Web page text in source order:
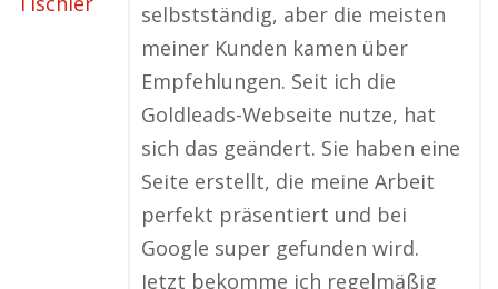
selbstständig, aber die meisten
meiner Kunden kamen über
Empfehlungen. Seit ich die
Goldleads-Webseite nutze, hat
sich das geändert. Sie haben eine
Seite erstellt, die meine Arbeit
perfekt präsentiert und bei
Google super gefunden wird.
Jetzt bekomme ich regelmäßig